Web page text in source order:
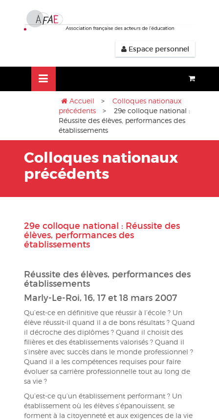
contenu
Espace personnel
Accueil > Colloques nationaux
précédents
> 29e colloque national :
Réussite des élèves, performances des
établissements
Colloques nationaux
précédents
29e colloque national : Réussite des
élèves, performances des
établissements
Réussite des élèves, performances des
établissements
Marly-Le-Roi, 16, 17 et 18 mars 2007
Qu’est-ce en définitive que réussir à l’école ? Un
élève réussit-il quand il a de bons résultats ? Quand
il décroche des diplômes ? Quand il choisit des
filières et des établissements valorisés ? Quand il
s’insère avec succès dans le monde professionnel ?
Quand il a les compétences requises pour faire
évoluer sa carrière professionnelle tout au long de
sa vie ?
Qu’est-ce qu’un établissement performant ? Un
établissement où les élèves s’épanouissent, se
forment à la citoyenneté et aux exigences de la vie